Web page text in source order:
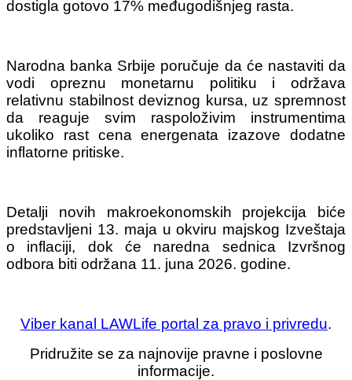
dostigla gotovo 17% međugodišnjeg rasta.
Narodna banka Srbije poručuje da će nastaviti da
vodi opreznu monetarnu politiku i održava
relativnu stabilnost deviznog kursa, uz spremnost
da reaguje svim raspoloživim instrumentima
ukoliko rast cena energenata izazove dodatne
inflatorne pritiske.
Detalji novih makroekonomskih projekcija biće
predstavljeni 13. maja u okviru majskog Izveštaja
o inflaciji, dok će naredna sednica Izvršnog
odbora biti održana 11. juna 2026. godine.
Viber kanal LAWLife portal za pravo i privredu.
Pridružite se za najnovije pravne i poslovne
informacije.